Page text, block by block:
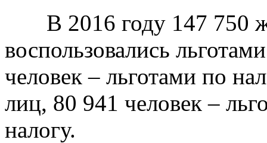
В 2016 году 147 750
воспользовались
человек – льготами по
лиц, 80 941 человек –
налогу.